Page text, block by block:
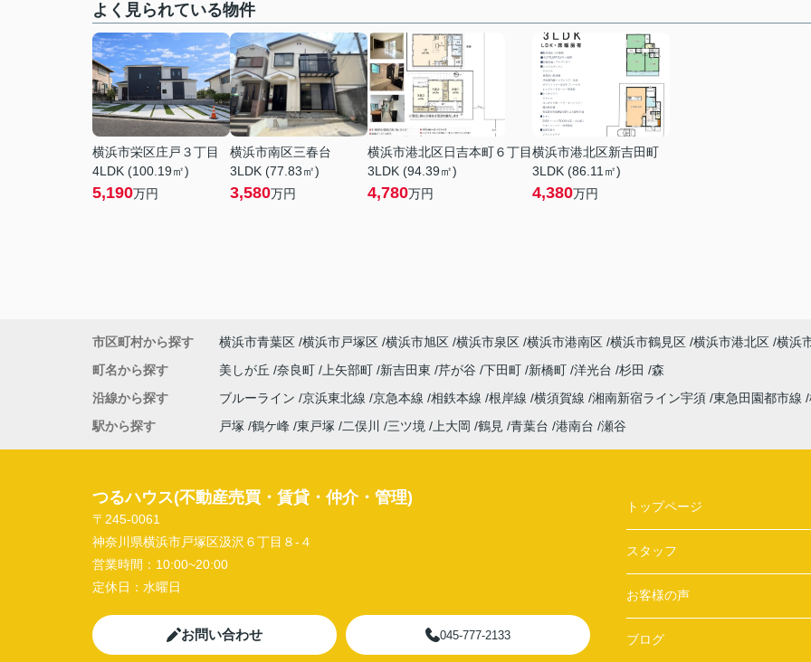
よく見られている物件
横浜市栄区庄戸３丁目
4LDK (100.19㎡)
5,190万円
横浜市南区三春台
3LDK (77.83㎡)
3,580万円
横浜市港北区日吉本町６丁目
3LDK (94.39㎡)
4,780万円
横浜市港北区新吉田町
3LDK (86.11㎡)
4,380万円
市区町村から探す 横浜市青葉区 横浜市戸塚区 横浜市旭区 横浜市泉区 横浜市港南区 横浜市鶴見区 横浜市港北区 横浜
町名から探す
美しが丘 奈良町 上矢部町 新吉田東 芹が谷 下田町 新橋町 洋光台 杉田
森
沿線から探す
ブルーライン 京浜東北線 京急本線 相鉄本線 根岸線 横須賀線 湘南新宿ライン宇須 東急田園都市線
駅から探す
戸塚 鶴ケ峰 東戸塚 二俣川 三ツ境 上大岡 鶴見 青葉台 港南台 瀬谷
つるハウス(不動産売買・賃貸・仲介・管理)
〒245-0061
神奈川県横浜市戸塚区汲沢６丁目８-４
営業時間： 10:00~20:00
定休日： 水曜日
お問い合わせ 045-777-2133
トップページ
スタッフ
お客様の声
ブログ